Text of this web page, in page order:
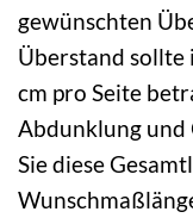
gewünschten
Überstand sollte
cm pro Seite
Abdunklung und
Sie diese